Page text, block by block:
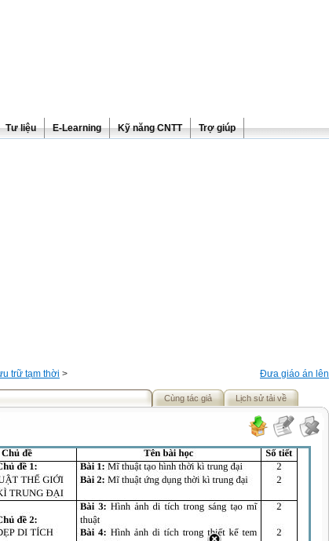
Tư liệu E-Learning Kỹ năng CNTT Trợ giúp
Đưa giáo án lên
trữ tạm thời >
Cùng tác giả Lịch sử tải về